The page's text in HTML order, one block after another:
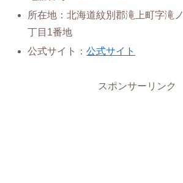
所在地：北海道紋別郡滝上町字滝
丁目1番地
公式サイト：公式サイト
スポンサーリンク